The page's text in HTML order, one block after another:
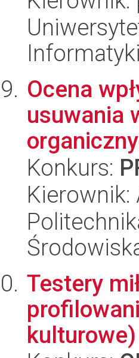
Informatyki
Ocena
usuwania
Konkurs:
Kierownik:
Testery
kulturowe)